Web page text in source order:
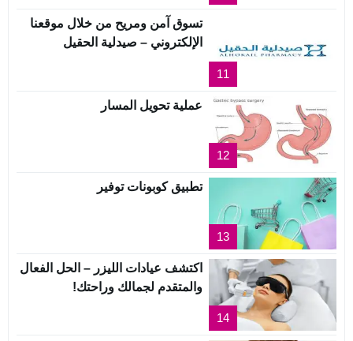
11
تسوق آمن ومريح من خلال موقعنا
الإلكتروني – صيدلية الحقيل
12
عملية تحويل المسار
13
تطبيق كوبونات توفير
14
اكتشف عيادات الليزر – الحل الفعال
والمتقدم لجمالك وراحتك!